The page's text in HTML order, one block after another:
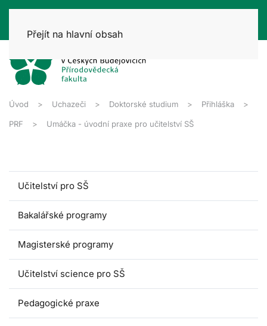
Přejít na hlavní obsah
Úvod Uchazeči Doktorské studium Přihláška
PRF Umáčka - úvodní praxe pro učitelství SŠ
Učitelství pro SŠ
Bakalářské programy
Magisterské programy
Učitelství science pro SŠ
Pedagogické praxe